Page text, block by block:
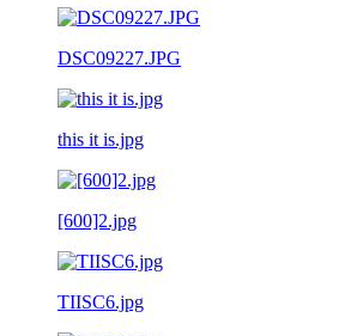
DSC09227.JPG
this it is.jpg
[600]2.jpg
TIISC6.jpg